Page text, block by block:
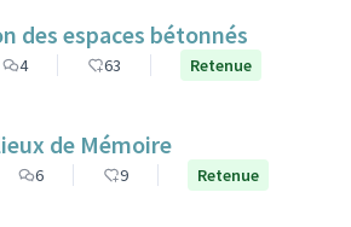
des espaces bétonnés
4 63 Retenue
de Mémoire
6 9 Retenue